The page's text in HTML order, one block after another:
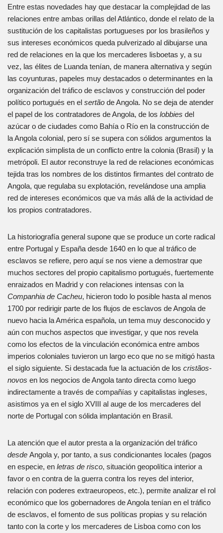
Entre estas novedades hay que destacar la complejidad de las
relaciones entre ambas orillas del Atlántico, donde el relato de la
sustitución de los capitalistas portugueses por los brasileños y
sus intereses económicos queda pulverizado al dibujarse una
red de relaciones en la que los mercaderes lisboetas y, a su
vez, las élites de Luanda tenían, de manera alternativa y según
las coyunturas, papeles muy destacados o determinantes en la
organización del tráfico de esclavos y construcción del poder
político portugués en el sertão de Angola. No se deja de atender
el papel de los contratadores de Angola, de los lobbies del
azúcar o de ciudades como Bahía o Río en la construcción de
la Angola colonial, pero sí se supera con sólidos argumentos la
explicación simplista de un conflicto entre la colonia (Brasil) y la
metrópoli. El autor reconstruye la red de relaciones económicas
tejida tras los nombres de los distintos firmantes del contrato de
Angola, que regulaba su explotación, revelándose una amplia
red de intereses económicos que va más allá de la actividad de
los propios contratadores.
La historiografía general supone que se produce un corte radical
entre Portugal y España desde 1640 en lo que al tráfico de
esclavos se refiere, pero aquí se nos viene a demostrar que
muchos sectores del propio capitalismo portugués, fuertemente
enraizados en Madrid y con relaciones intensas con la
Companhia de Cacheu, hicieron todo lo posible hasta al menos
1700 por redirigir parte de los flujos de esclavos de Angola de
nuevo hacia la América española, un tema muy desconocido y
aún con muchos aspectos que investigar, y que nos revela
como los efectos de la vinculación económica entre ambos
imperios coloniales tuvieron un largo eco que no se mitigó hasta
el siglo siguiente. Si destacada fue la actuación de los cristãos-
novos en los negocios de Angola tanto directa como luego
indirectamente a través de compañías y capitalistas ingleses,
asistimos ya en el siglo XVIII al auge de los mercaderes del
norte de Portugal con sólida implantación en Brasil.
La atención que el autor presta a la organización del tráfico
desde Angola y, por tanto, a sus condicionantes locales (pagos
en especie, en letras de risco, situación geopolítica interior a
favor o en contra de la guerra contra los reyes del interior,
relación con poderes extraeuropeos, etc.), permite analizar el rol
económico que los gobernadores de Angola tenían en el tráfico
de esclavos, el fomento de sus políticas propias y su relación
tanto con la corte y los mercaderes de Lisboa como con los